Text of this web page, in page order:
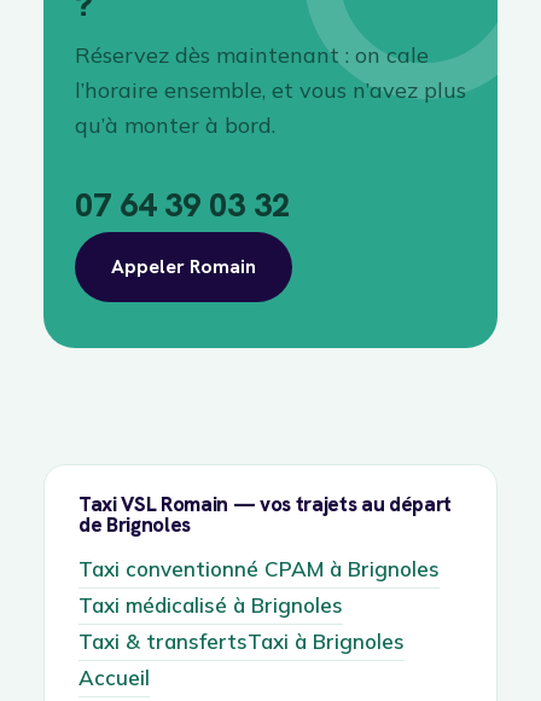
Réservez dès maintenant : on cale
l’horaire ensemble, et vous n’avez plus
qu’à monter à bord.
07 64 39 03 32
Appeler Romain
Taxi VSL Romain — vos trajets au départ
de Brignoles
Taxi conventionné CPAM à Brignoles
Taxi médicalisé à Brignoles
Taxi & transfertsTaxi à Brignoles
Accueil